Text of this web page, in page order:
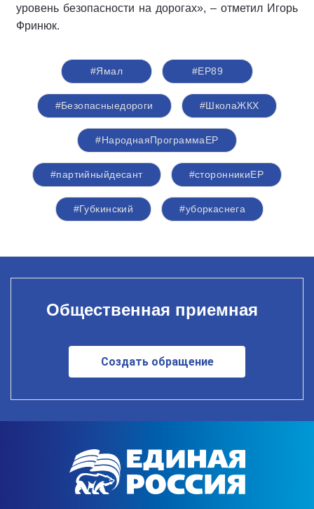
уровень безопасности на дорогах», – отметил Игорь
Фринюк.
#Ямал #ЕР89
#Безопасныедороги #ШколаЖКХ
#НароднаяПрограммаЕР
#партийныйдесант #сторонникиЕР
#Губкинский #уборкаснега
Общественная приемная
Создать обращение